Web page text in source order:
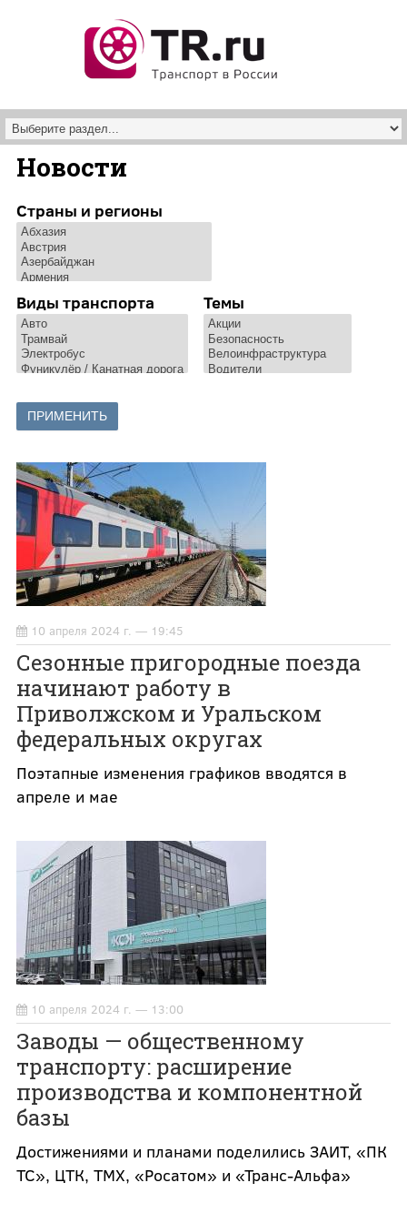
Новости
Страны и регионы
Виды транспорта Темы
10 апреля 2024 г. — 19:45
Сезонные пригородные поезда
начинают работу в
Приволжском и Уральском
федеральных округах
Поэтапные изменения графиков вводятся в
апреле и мае
10 апреля 2024 г. — 13:00
Заводы — общественному
транспорту: расширение
производства и компонентной
базы
Достижениями и планами поделились ЗАИТ, «ПК
ТС», ЦТК, ТМХ, «Росатом» и «Транс-Альфа»